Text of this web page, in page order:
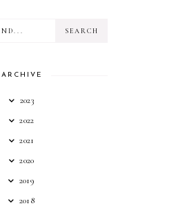
ARCHIVE
2023
2022
2021
2020
2019
2018